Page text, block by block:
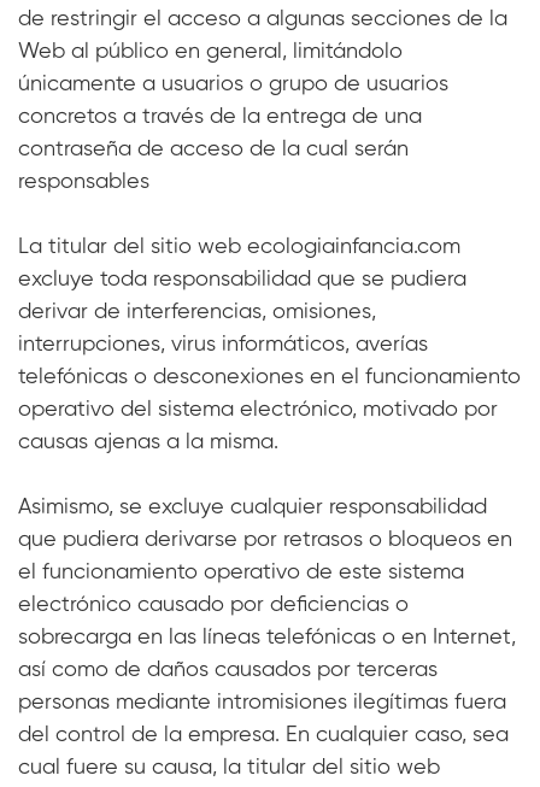
de restringir el acceso a algunas secciones de la
Web al público en general, limitándolo
únicamente a usuarios o grupo de usuarios
concretos a través de la entrega de una
contraseña de acceso de la cual serán
responsables
La titular del sitio web ecologiainfancia.com
excluye toda responsabilidad que se pudiera
derivar de interferencias, omisiones,
interrupciones, virus informáticos, averías
telefónicas o desconexiones en el funcionamiento
operativo del sistema electrónico, motivado por
causas ajenas a la misma.
Asimismo, se excluye cualquier responsabilidad
que pudiera derivarse por retrasos o bloqueos en
el funcionamiento operativo de este sistema
electrónico causado por deficiencias o
sobrecarga en las líneas telefónicas o en Internet,
así como de daños causados por terceras
personas mediante intromisiones ilegítimas fuera
del control de la empresa. En cualquier caso, sea
cual fuere su causa, la titular del sitio web